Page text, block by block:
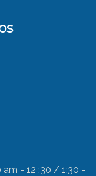
am - 12 :30 / 1:30 -